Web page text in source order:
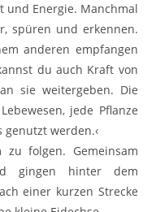
und Energie. Manchmal
spüren und erkennen.
anderen empfangen
du auch Kraft von
sie weitergeben. Die
jede Pflanze
werden.‹
folgen. Gemeinsam
gingen hinter dem
einer kurzen Strecke